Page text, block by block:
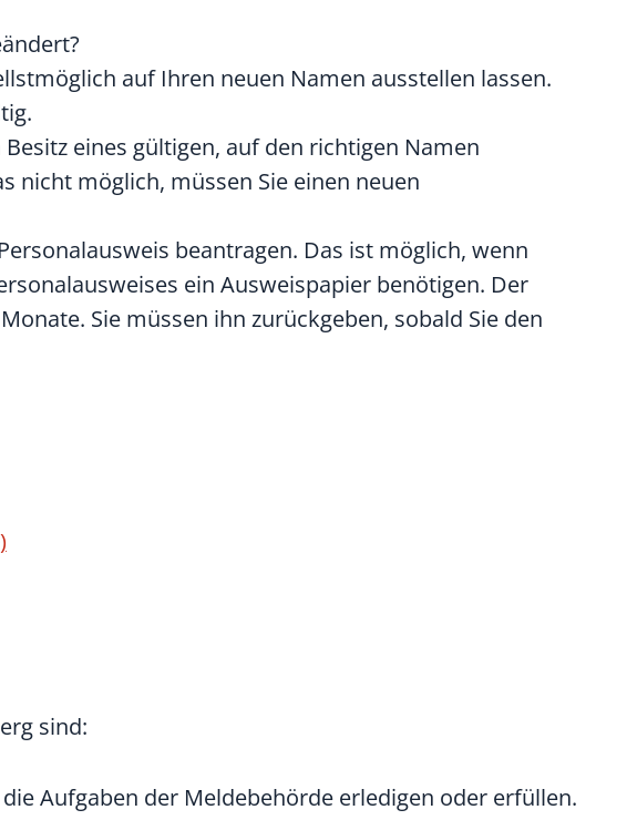
auf Ihren neuen Namen ausstellen lassen.
eines gültigen, auf den richtigen Namen
nicht möglich, müssen Sie einen neuen
beantragen. Das ist möglich, wenn
ein Ausweispapier benötigen. Der
Sie müssen ihn zurückgeben, sobald Sie den
sind:
Aufgaben der Meldebehörde erledigen oder erfüllen.